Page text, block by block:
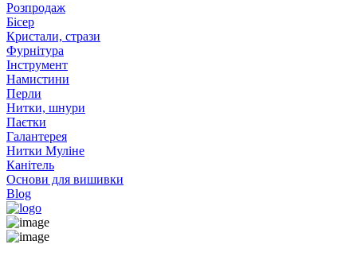
Розпродаж
Бісер
Кристали, стрази
Фурнітура
Інструмент
Намистини
Перли
Нитки, шнури
Паєтки
Галантерея
Нитки Муліне
Канітель
Основи для вишивки
Blog